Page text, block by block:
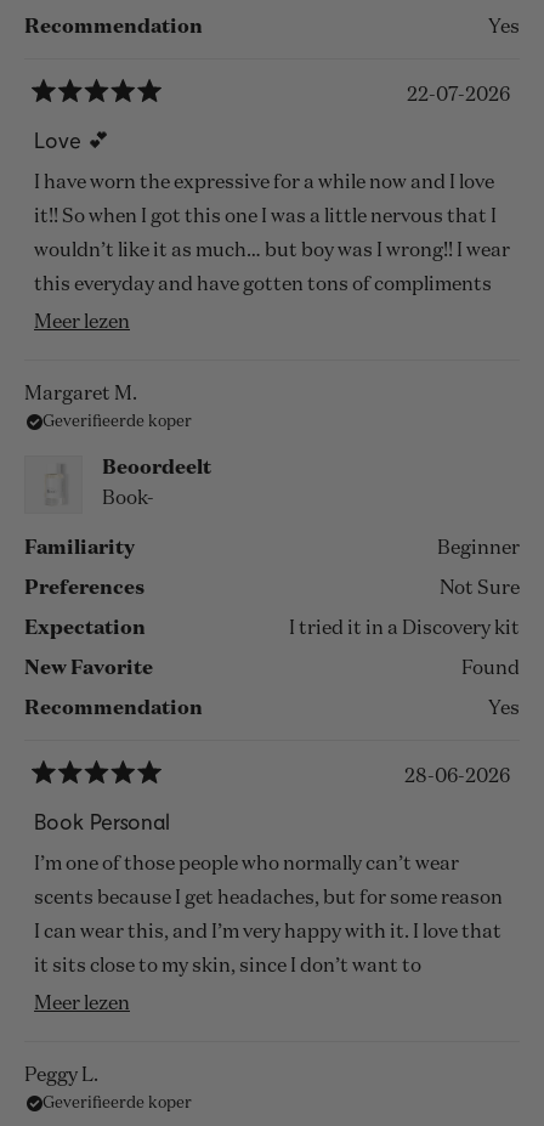
Recommendation Yes
met
5
van
de
5
22-07-2026
Love 💕
I have worn the expressive for a while now and I love
it!! So when I got this one I was a little nervous that I
wouldn’t like it as much… but boy was I wrong!! I wear
this everyday and have gotten tons of compliments
on it!! 🧡🧡
Meer lezen
over
deze
beoordeling
Margaret M.
Geverifieerde koper
Beoordeelt
Book-
Familiarity Beginner
Preferences Not Sure
Expectation I tried it in a Discovery kit
New Favorite Found
Recommendation Yes
met
5
van
de
5
28-06-2026
Book Personal
I’m one of those people who normally can’t wear
scents because I get headaches, but for some reason
I can wear this, and I’m very happy with it. I love that
it sits close to my skin, since I don’t want to
broadcast it, but just enjoy it. Warm, a touch spicy,
Lovers” by Emily Henry. Nice product placement!
Meer lezen
deze
Peggy L.
Geverifieerde koper